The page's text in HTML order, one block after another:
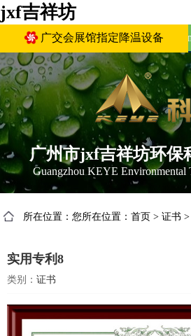
jxf吉祥坊
广交会展馆指定降温设备
Fair Complex Designated Cooling
广州市jxf吉祥坊环保
Guangzhou KEYE Environmental
所在位置：您所在位置：首页 >证书
实用专利8
类别：证书